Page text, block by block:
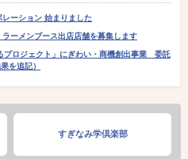
ーション 始まりました
ラーメンブース出店店舗を募集します
プロジェクト」にぎわい・商機創出事業 委託
を追記）
すぎなみ学倶楽部